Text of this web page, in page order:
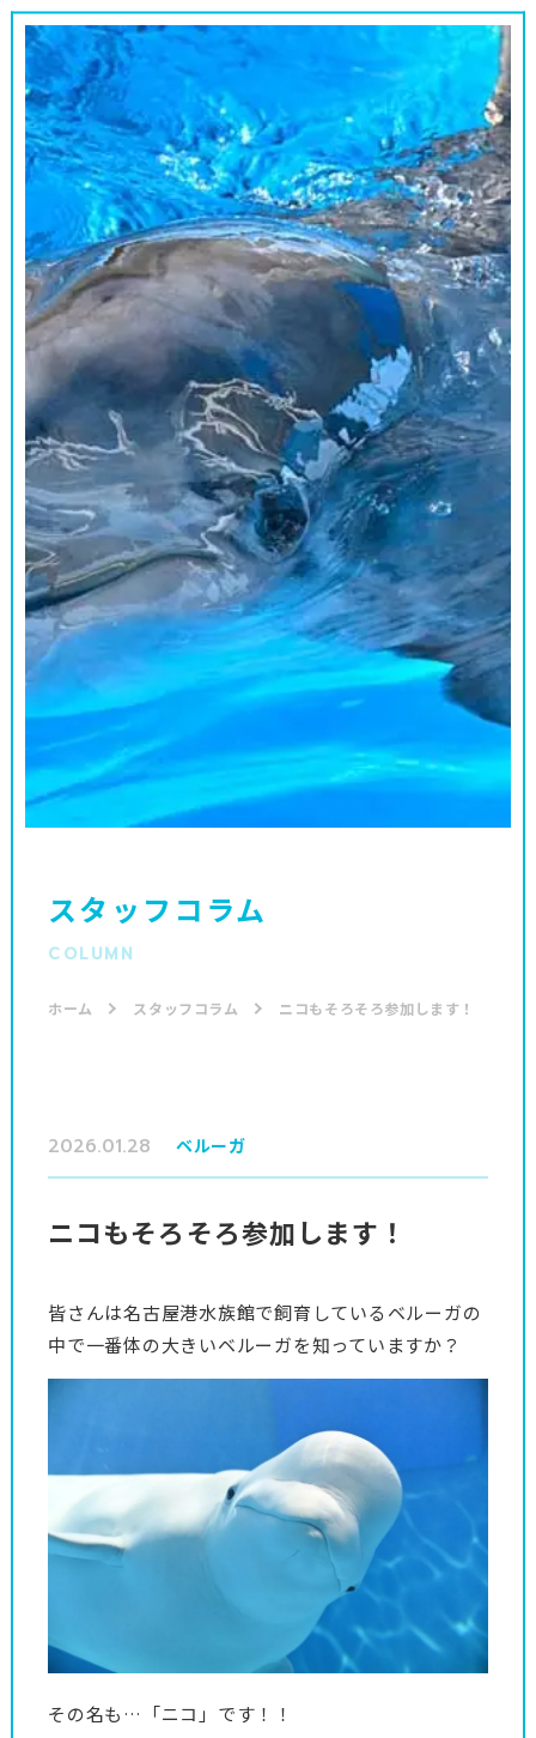
スタッフコラム
COLUMN
ホーム スタッフコラム ニコもそろそろ参加します！
2026.01.28 ベルーガ
ニコもそろそろ参加します！
皆さんは名古屋港水族館で飼育しているベルーガの
中で一番体の大きいベルーガを知っていますか？
その名も…「ニコ」です！！